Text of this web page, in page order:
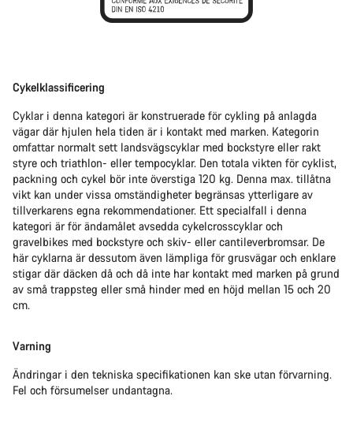
Cykelklassificering
Cyklar i denna kategori är konstruerade för cykling på anlagda
vägar där hjulen hela tiden är i kontakt med marken. Kategorin
omfattar normalt sett landsvägscyklar med bockstyre eller rakt
styre och triathlon- eller tempocyklar. Den totala vikten för cyklist,
packning och cykel bör inte överstiga 120 kg. Denna max. tillåtna
vikt kan under vissa omständigheter begränsas ytterligare av
tillverkarens egna rekommendationer. Ett specialfall i denna
kategori är för ändamålet avsedda cykelcrosscyklar och
gravelbikes med bockstyre och skiv- eller cantileverbromsar. De
här cyklarna är dessutom även lämpliga för grusvägar och enklare
stigar där däcken då och då inte har kontakt med marken på grund
av små trappsteg eller små hinder med en höjd mellan 15 och 20
cm.
Varning
Ändringar i den tekniska specifikationen kan ske utan förvarning.
Fel och försumelser undantagna.